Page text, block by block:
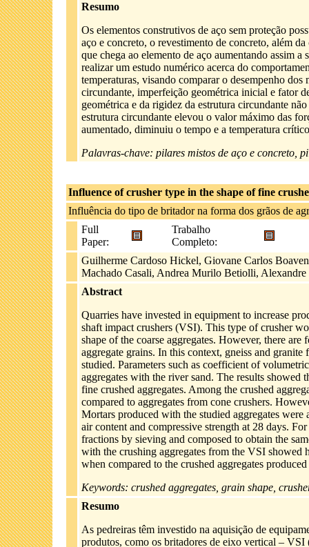
Resumo
Os elementos construtivos de aço sem proteção
aço e concreto, o revestimento de concreto, além
que chega ao elemento de aço aumentando assim
realizar um estudo numérico acerca do
temperaturas, visando comparar o desempenho
circundante, imperfeição geométrica inicial e fator
geométrica e da rigidez da estrutura circundante
estrutura circundante elevou o valor máximo das
aumentado, diminuiu o tempo e a temperatura
Palavras-chave: pilares mistos de aço e concreto,
Influence of crusher type in the shape of fine
Influência do tipo de britador na forma dos grãos de
Full
Paper:
Trabalho
Completo:
Guilherme Cardoso Hickel, Giovane Carlos
Machado Casali, Andrea Murilo Betiolli,
Abstract
Quarries have invested in equipment to increase
shaft impact crushers (VSI). This type of crusher
shape of the coarse aggregates. However, there
aggregate grains. In this context, gneiss and
studied. Parameters such as coefficient of
aggregates with the river sand. The results showed
fine crushed aggregates. Among the crushed
compared to aggregates from cone crushers.
Mortars produced with the studied aggregates
air content and compressive strength at 28 days.
fractions by sieving and composed to obtain the
with the crushing aggregates from the VSI
when compared to the crushed aggregates
Keywords: crushed aggregates, grain shape,
Resumo
As pedreiras têm investido na aquisição de
produtos, como os britadores de eixo vertical –